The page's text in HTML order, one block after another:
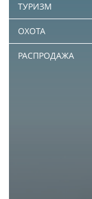
ТУРИЗМ
ОХОТА
РАСПРОДАЖА